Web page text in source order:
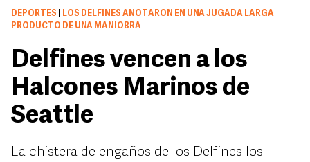
DEPORTES
LOS DELFINES ANOTARON EN UNA JUGADA LARGA
PRODUCTO DE UNA MANIOBRA
Delfines vencen a los
Halcones Marinos de
Seattle
La chistera de engaños de los Delfines los